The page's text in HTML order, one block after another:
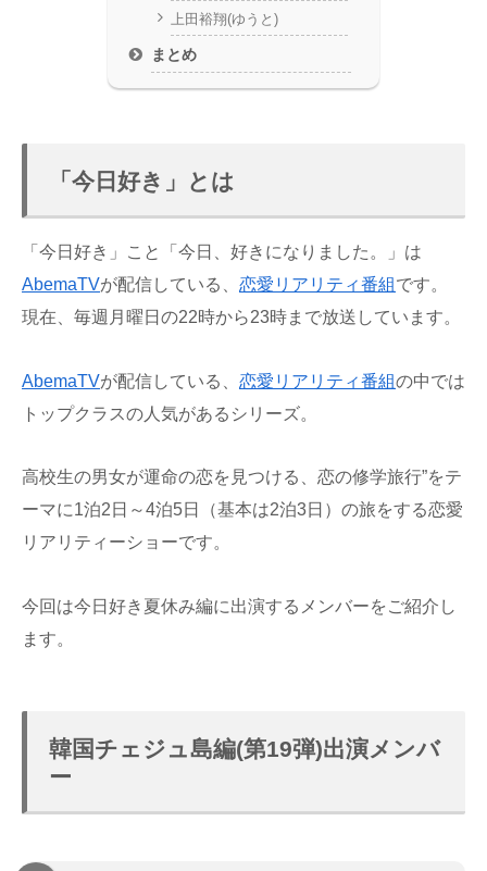
上田裕翔(ゆうと)
まとめ
「今日好き」とは
「今日好き」こと「今日、好きになりました。」は
AbemaTVが配信している、 恋愛 リアリティ番組 です。
現在、毎週月曜日の22時から23時まで放送しています。
AbemaTVが配信している、 恋愛 リアリティ番組の中では
トップクラスの人気があるシリーズ。
高校生の男女が運命の恋を見つける、恋の修学旅行”をテ
ーマに1泊2日～4泊5日（基本は2泊3日）の旅をする恋愛
リアリティーショーです。
今回は今日好き夏休み編に出演するメンバーをご紹介し
ます。
韓国チェジュ島編(第19弾)出演メンバ
ー